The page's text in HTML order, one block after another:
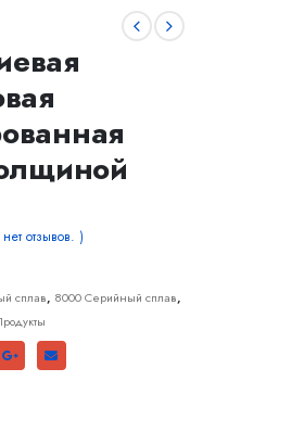
отзывов. )
сплав, 8000 Серийный сплав,